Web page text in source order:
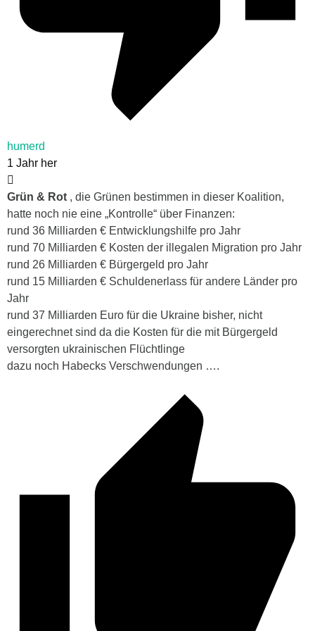
humerd
1 Jahr her
Grün & Rot , die Grünen bestimmen in dieser Koalition,
hatte noch nie eine „Kontrolle“ über Finanzen:
rund 36 Milliarden € Entwicklungshilfe pro Jahr
rund 70 Milliarden € Kosten der illegalen Migration pro Jahr
rund 26 Milliarden € Bürgergeld pro Jahr
rund 15 Milliarden € Schuldenerlass für andere Länder pro
Jahr
rund 37 Milliarden Euro für die Ukraine bisher, nicht
eingerechnet sind da die Kosten für die mit Bürgergeld
versorgten ukrainischen Flüchtlinge
dazu noch Habecks Verschwendungen ….